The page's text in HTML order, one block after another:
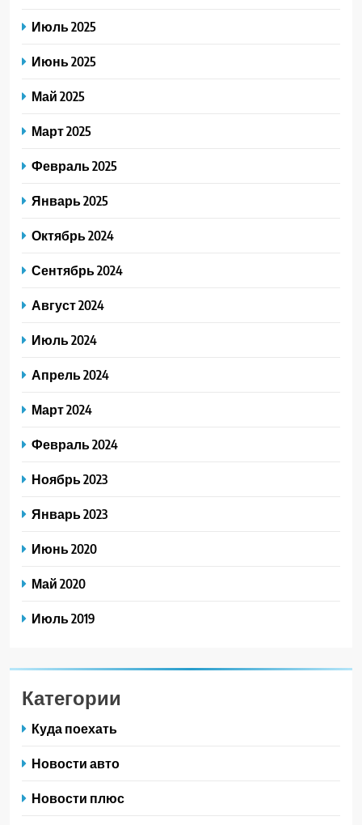
Июль 2025
Июнь 2025
Май 2025
Март 2025
Февраль 2025
Январь 2025
Октябрь 2024
Сентябрь 2024
Август 2024
Июль 2024
Апрель 2024
Март 2024
Февраль 2024
Ноябрь 2023
Январь 2023
Июнь 2020
Май 2020
Июль 2019
Категории
Куда поехать
Новости авто
Новости плюс